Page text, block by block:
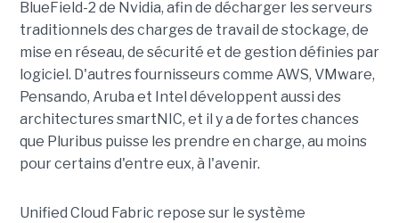
BlueField-2 de Nvidia, afin de décharger les serveurs
traditionnels des charges de travail de stockage, de
mise en réseau, de sécurité et de gestion définies par
logiciel. D'autres fournisseurs comme AWS, VMware,
Pensando, Aruba et Intel développent aussi des
architectures smartNIC, et il y a de fortes chances
que Pluribus puisse les prendre en charge, au moins
pour certains d'entre eux, à l'avenir.
Unified Cloud Fabric repose sur le système